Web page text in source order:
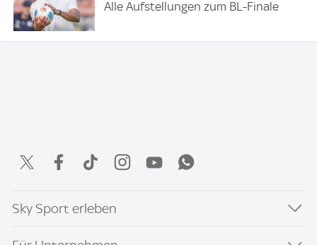
Alle Aufstellungen zum BL-Finale
Sky Sport erleben